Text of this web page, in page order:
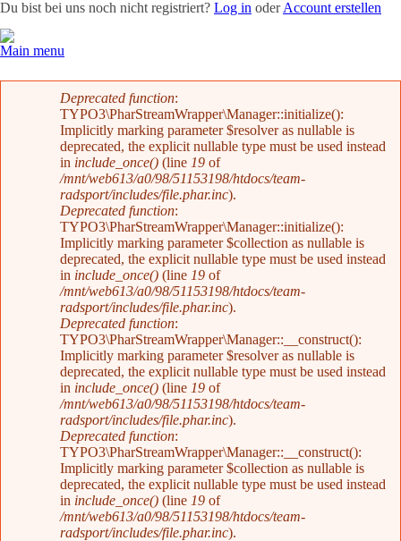
Du bist bei uns noch nicht registriert? Log in oderAccount erstellen
Main menu
Fehlermeldung
Deprecated function:
TYPO3\PharStreamWrapper\Manager::initialize():
Implicitly marking parameter $resolver as nullable is
deprecated, the explicit nullable type must be used instead
in include_once() (line 19 of
/mnt/web613/a0/98/51153198/htdocs/team-
radsport/includes/file.phar.inc).
Deprecated function:
TYPO3\PharStreamWrapper\Manager::initialize():
Implicitly marking parameter $collection as nullable is
deprecated, the explicit nullable type must be used instead
in include_once() (line 19 of
/mnt/web613/a0/98/51153198/htdocs/team-
radsport/includes/file.phar.inc).
Deprecated function:
TYPO3\PharStreamWrapper\Manager::__construct():
Implicitly marking parameter $resolver as nullable is
deprecated, the explicit nullable type must be used instead
in include_once() (line 19 of
/mnt/web613/a0/98/51153198/htdocs/team-
radsport/includes/file.phar.inc).
Deprecated function:
TYPO3\PharStreamWrapper\Manager::__construct():
Implicitly marking parameter $collection as nullable is
deprecated, the explicit nullable type must be used instead
in include_once() (line 19 of
/mnt/web613/a0/98/51153198/htdocs/team-
radsport/includes/file.phar.inc).